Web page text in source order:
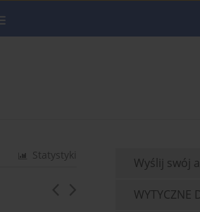
Statystyki
Wyślij swój
WYTYCZNE